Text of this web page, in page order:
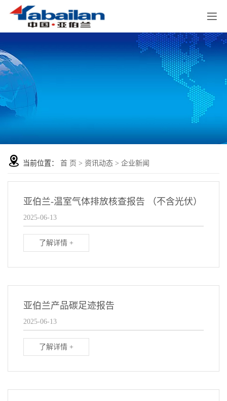
当前位置： 首 页 > 资讯动态 > 企业新闻
亚伯兰-温室气体排放核查报告 （不含光伏）
2025-06-13
了解详情 +
亚伯兰产品碳足迹报告
2025-06-13
了解详情 +